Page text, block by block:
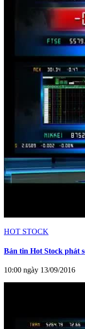
HOT STOCK
Bản tin Hot Stock phát
10:00 ngày 13/09/2016